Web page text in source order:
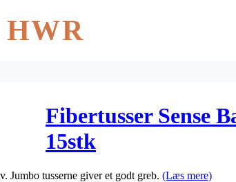
HWR
Fibertusser Sense
15stk
Jumbo tusserne giver et godt greb. (Læs mere)